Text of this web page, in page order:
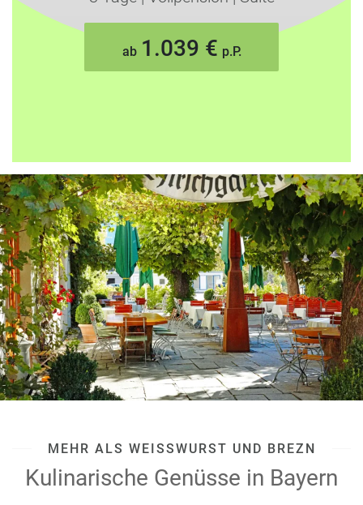
ab 1.039 € p.P.
MEHR ALS WEISSWURST UND BREZN
Kulinarische Genüsse in Bayern